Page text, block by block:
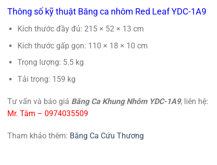
Thông số kỹ thuật Băng ca nhôm Red Leaf YDC-1A9
Kích thước đầy đủ: 215 × 52 × 13 cm
Kích thước gấp gọn: 110 × 18 × 10 cm
Trọng lượng: 5.5 kg
Tải trọng: 159 kg
Tư vấn và báo giá Băng Ca Khung Nhôm YDC-1A9, liên hệ:
Mr. Tâm – 0974035509
Tham khảo thêm: Băng Ca Cứu Thương